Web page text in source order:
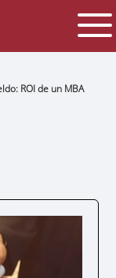
ROI de un MBA